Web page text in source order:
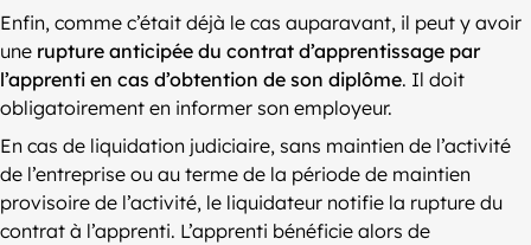
Enfin, comme c’était déjà le cas auparavant, il peut y avoir
une rupture anticipée du contrat d’apprentissage par
l’apprenti en cas d’obtention de son diplôme. Il doit
obligatoirement en informer son employeur.
En cas de liquidation judiciaire, sans maintien de l’activité
de l’entreprise ou au terme de la période de maintien
provisoire de l’activité, le liquidateur notifie la rupture du
contrat à l’apprenti. L’apprenti bénéficie alors de